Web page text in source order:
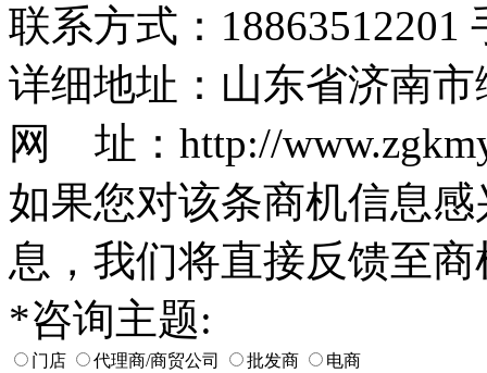
联系方式：18863512201
详细地址：山东省济南
网 址：http://
如果您对该条商机信息
息，我们将直接反馈至
*咨询主题:
门店 代理商/商贸公司 批发商 电商